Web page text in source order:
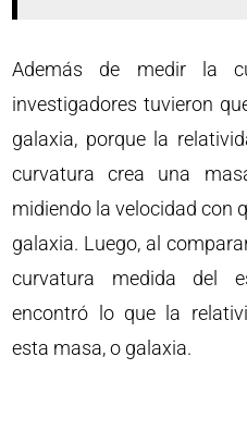
Además de medir la
investigadores tuvieron
galaxia, porque la
curvatura crea una
midiendo la velocidad con
galaxia. Luego, al
curvatura medida del
encontró lo que la
esta masa, o galaxia.